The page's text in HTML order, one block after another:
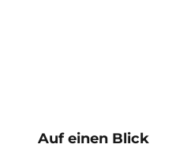
Auf einen Blick